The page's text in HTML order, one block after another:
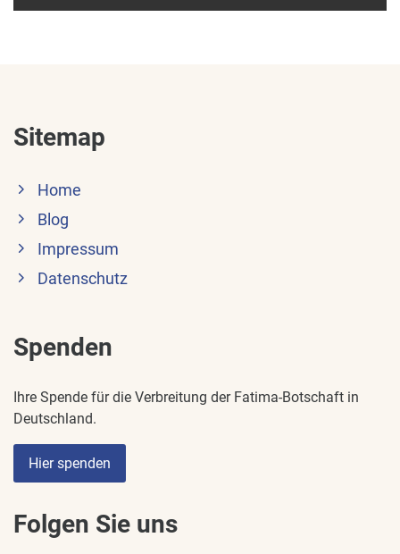
Sitemap
Home
Blog
Impressum
Datenschutz
Spenden
Ihre Spende für die Verbreitung der Fatima-Botschaft in
Deutschland.
Hier spenden
Folgen Sie uns